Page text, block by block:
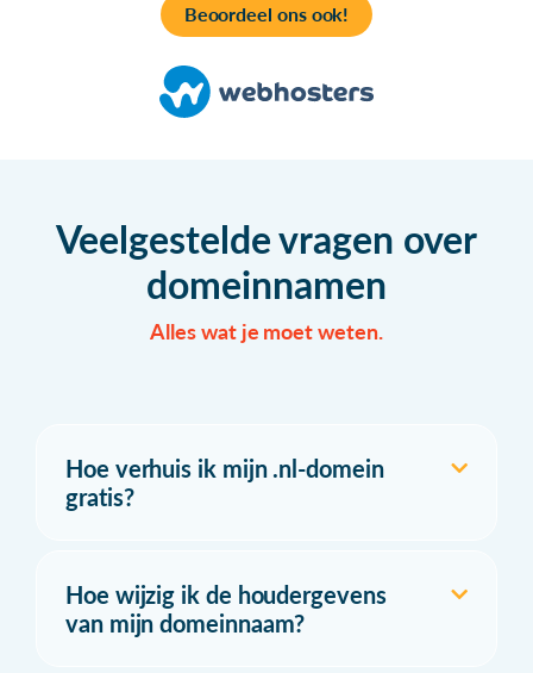
Beoordeel ons ook!
Veelgestelde vragen over
domeinnamen
Alles wat je moet weten.
Hoe verhuis ik mijn .nl-domein
gratis?
Hoe wijzig ik de houdergevens
van mijn domeinnaam?